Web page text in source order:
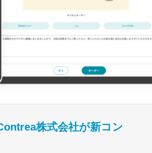
株式会社が新コン